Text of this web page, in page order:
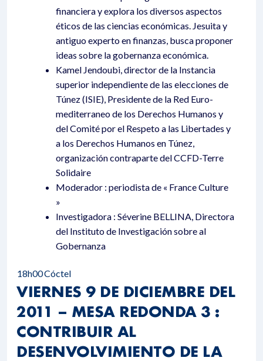
financiera y explora los diversos aspectos
éticos de las ciencias económicas. Jesuita y
antiguo experto en finanzas, busca proponer
ideas sobre la gobernanza económica.
Kamel Jendoubi, director de la Instancia
superior independiente de las elecciones de
Túnez (ISIE), Presidente de la Red Euro-
mediterraneo de los Derechos Humanos y
del Comité por el Respeto a las Libertades y
a los Derechos Humanos en Túnez,
organización contraparte del CCFD-Terre
Solidaire
Moderador : periodista de « France Culture
»
Investigadora : Séverine BELLINA, Directora
del Instituto de Investigación sobre al
Gobernanza
18h00Cóctel
VIERNES 9 DE DICIEMBRE DEL
2011 – MESA REDONDA 3 :
CONTRIBUIR AL
DESENVOLVIMIENTO DE LA